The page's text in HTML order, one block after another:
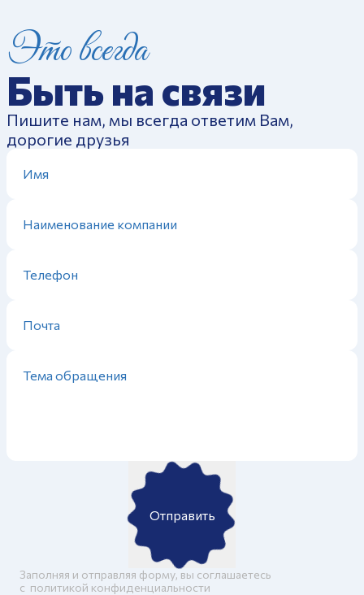
Это всегда
Быть на связи
Пишите нам, мы всегда ответим Вам,
дорогие друзья
Отправить
Заполняя и отправляя форму, вы соглашаетесь
c политикой конфиденциальности